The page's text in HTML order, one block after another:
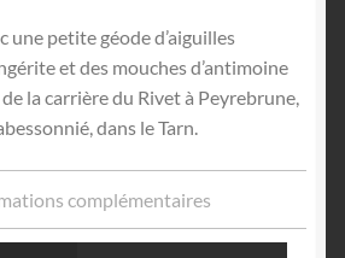
une petite géode d’aiguilles
et des mouches d’antimoine
la carrière du Rivet à Peyrebrune,
dans le Tarn.
complémentaires